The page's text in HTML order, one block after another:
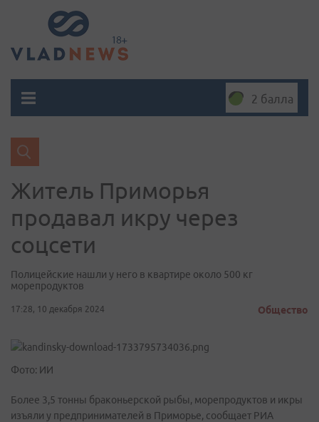
2 балла
Житель Приморья
продавал икру через
соцсети
Полицейские нашли у него в квартире около 500 кг
морепродуктов
17:28, 10 декабря 2024 Общество
Фото: ИИ
Более 3,5 тонны браконьерской рыбы, морепродуктов и икры
изъяли у предпринимателей в Приморье, сообщает РИА